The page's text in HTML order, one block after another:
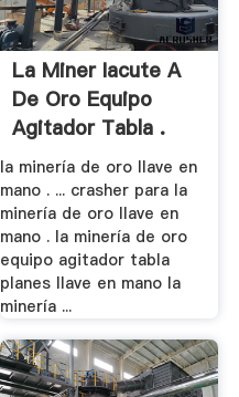
La Miner Iacute A
De Oro Equipo
Agitador Tabla .
la minería de oro llave en
mano . ... crasher para la
minería de oro llave en
mano . la minería de oro
equipo agitador tabla
planes llave en mano la
minería ...